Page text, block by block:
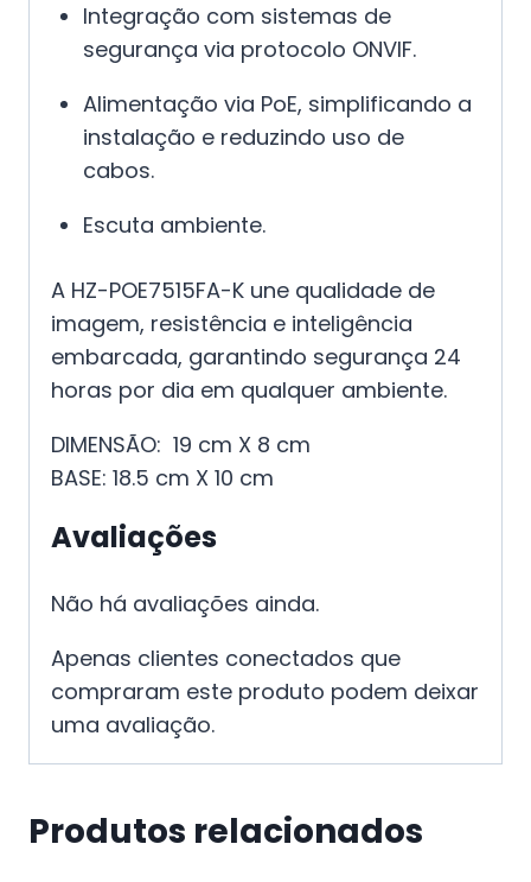
Integração com sistemas de
segurança via protocolo ONVIF.
Alimentação via PoE, simplificando a
instalação e reduzindo uso de
cabos.
Escuta ambiente.
A HZ-POE7515FA-K une qualidade de
imagem, resistência e inteligência
embarcada, garantindo segurança 24
horas por dia em qualquer ambiente.
DIMENSÃO: 19 cm X 8 cm
BASE: 18.5 cm X 10 cm
Avaliações
Não há avaliações ainda.
Apenas clientes conectados que
compraram este produto podem deixar
uma avaliação.
Produtos relacionados